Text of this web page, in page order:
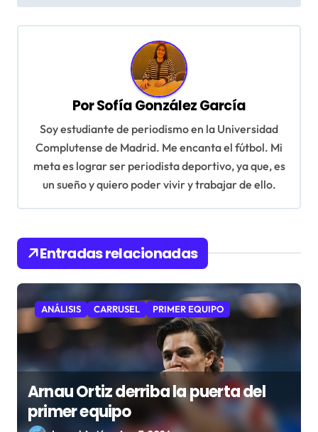
e
n
t
r
a
a
PorSofía González García
Soy estudiante de periodismo en la Universidad
Complutense de Madrid. Me encanta el fútbol. Mi
meta es lograr ser periodista deportivo, ya que, es
un sueño y quiero poder vivir y trabajar de ello.
Entradas relacionadas
ANÁLISIS CARRUSEL PRIMER EQUIPO
Arnau Ortiz derriba la puerta del
primer equipo